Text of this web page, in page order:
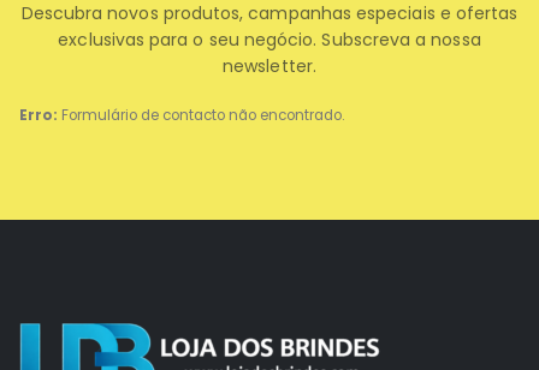
Erro: Formulário de contacto não encontrado.
Descubra novos produtos, campanhas especiais e ofertas
exclusivas para o seu negócio. Subscreva a nossa
newsletter.